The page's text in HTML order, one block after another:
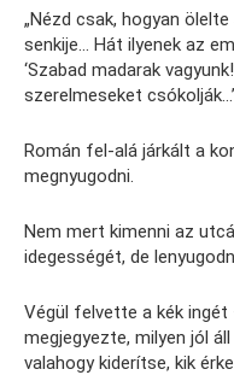
„Nézd csak, hogyan
senkije… Hát ilyenek az
‘Szabad madarak
szerelmeseket
Román fel-alá járkált a
megnyugodni.
Nem mert kimenni az
idegességét, de
Végül felvette a kék
megjegyezte, milyen jól
valahogy kiderítse, kik